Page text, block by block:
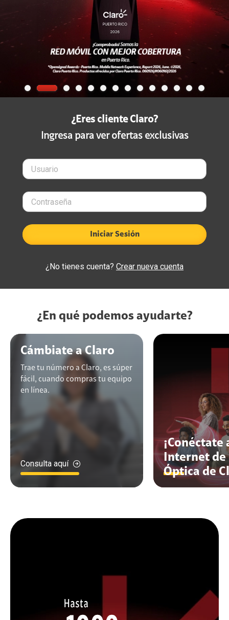
¿Eres cliente Claro?
Ingresa para ver ofertas exclusivas
Iniciar Sesión
¿No tienes cuenta? Crear nueva cuenta
¿En qué podemos ayudarte?
Cámbiate a Claro
Trae tu número a Claro, es súper
fácil, cuando compras tu equipo
en línea.
Consulta aquí
¡Conéctate
Internet de
Óptica de